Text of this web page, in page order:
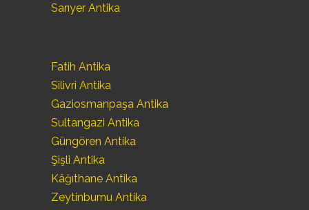
Sarıyer Antika
Fatih Antika
Silivri Antika
Gaziosmanpaşa Antika
Sultangazi Antika
Güngören Antika
Şişli Antika
Kâğıthane Antika
Zeytinburnu Antika